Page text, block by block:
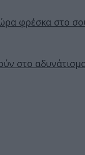
φρέσκα στο
στο